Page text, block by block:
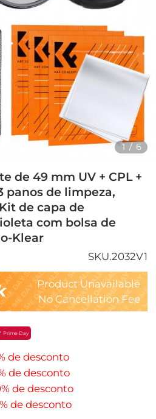
1 / 6
de 49 mm UV + CPL +
panos de limpeza,
de capa de
com bolsa de
Klear
SKU.2032V1
Product Unavailable
No Cancellation Fee
Prime Day
de desconto
de desconto
de desconto
de desconto